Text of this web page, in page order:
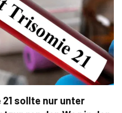
sollte nur unter